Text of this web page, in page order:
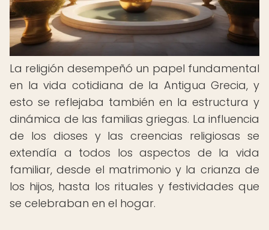
La religión desempeñó un papel fundamental
en la vida cotidiana de la Antigua Grecia, y
esto se reflejaba también en la estructura y
dinámica de las familias griegas. La influencia
de los dioses y las creencias religiosas se
extendía a todos los aspectos de la vida
familiar, desde el matrimonio y la crianza de
los hijos, hasta los rituales y festividades que
se celebraban en el hogar.